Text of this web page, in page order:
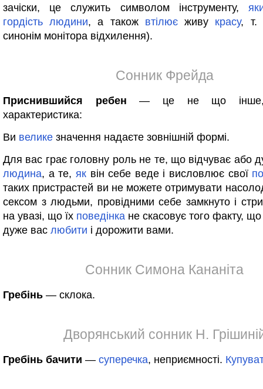
зачіски, це служить символом інструменту,
гордість людини, а також втілюєживу красу, т.
синонім монітора відхилення).
Сонник Фрейда
Приснившийся ребен — це не що
характеристика:
Ви велике значення надаєте зовнішній формі.
Для вас грає головну роль не те, що відчуває або
людина, а те, яквін себе веде і висловлює свої
таких пристрастей ви не можете отримувати
сексом з людьми, провідними себе замкнуто і
на увазі, що їх поведінка не скасовує того факту,
дуже вас любити і дорожити вами.
Сонник Симона Кананіта
Гребінь — склока.
Дворянський сонник Н.
Гребінь бачити — суперечка, неприємності.